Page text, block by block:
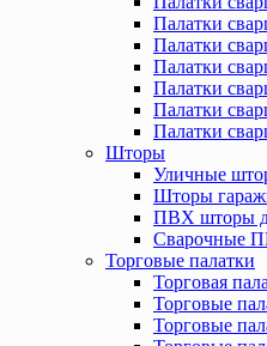
Палатки
Палатки
Палатки
Палатки
Палатки
Палатки
Шторы
Уличные
Шторы
ПВХ шторы
Сварочные
Торговые палатки
Торговая
Торговые
Торговые